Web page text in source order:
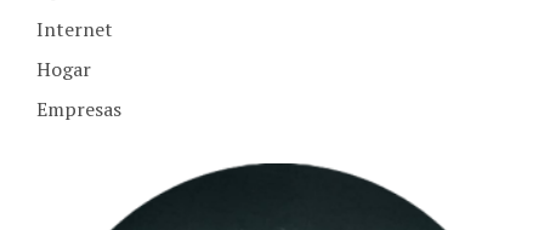
Internet
Hogar
Empresas